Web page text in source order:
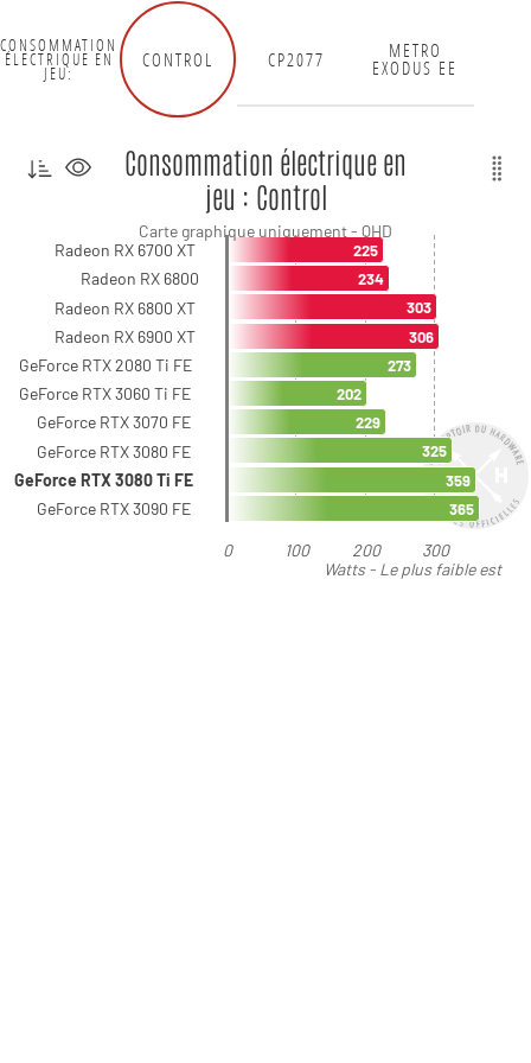
CONSOMMATION
ÉLECTRIQUE EN
JEU:
CONTROL CP2077 METRO
EXODUS EE
Watts - Le plus faible est
Consommation électrique en
jeu : Control
Carte graphique uniquement - QHD
0 100 200 300
Radeon RX 6700 XT
Radeon RX 6800
Radeon RX 6800 XT
Radeon RX 6900 XT
GeForce RTX 2080 Ti FE
GeForce RTX 3060 Ti FE
GeForce RTX 3070 FE
GeForce RTX 3080 FE
GeForce RTX 3080 Ti FE
GeForce RTX 3090 FE
225
234
303
306
273
202
229
325
359
365